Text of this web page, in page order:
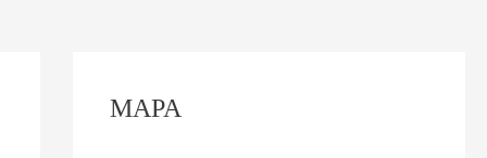
MAPA
o